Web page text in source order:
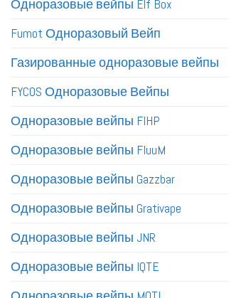
Одноразовые вейпы Elf Box
Fumot Одноразовый Вейп
Газированные одноразовые вейпы
FYCOS Одноразовые Вейпы
Одноразовые вейпы FIHP
Одноразовые вейпы FluuM
Одноразовые вейпы Gazzbar
Одноразовые вейпы Grativape
Одноразовые вейпы JNR
Одноразовые вейпы IQTE